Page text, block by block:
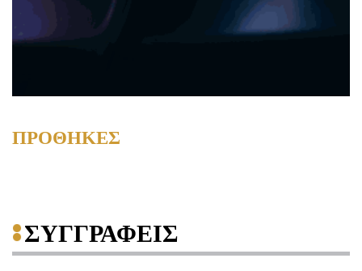
ΠΡΟΘΗΚΕΣ
ΣΥΓΓΡΑΦΕΙΣ